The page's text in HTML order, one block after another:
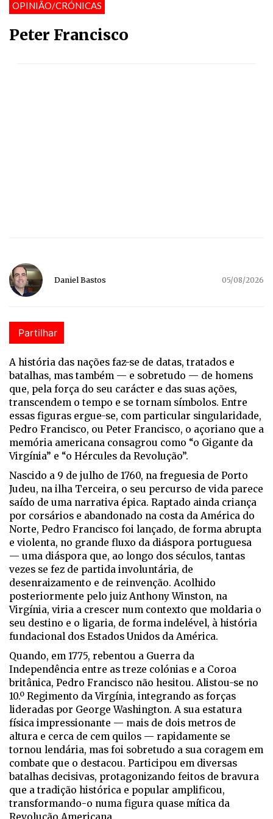
OPINIÃO/CRÓNICAS
Peter Francisco
Daniel Bastos 05/08/2026
Partilhar
A história das nações faz-se de datas, tratados e
batalhas, mas também — e sobretudo — de homens
que, pela força do seu carácter e das suas ações,
transcendem o tempo e se tornam símbolos. Entre
essas figuras ergue-se, com particular singularidade,
Pedro Francisco, ou Peter Francisco, o açoriano que a
memória americana consagrou como “o Gigante da
Virgínia” e “o Hércules da Revolução”.
Nascido a 9 de julho de 1760, na freguesia de Porto
Judeu, na ilha Terceira, o seu percurso de vida parece
saído de uma narrativa épica. Raptado ainda criança
por corsários e abandonado na costa da América do
Norte, Pedro Francisco foi lançado, de forma abrupta
e violenta, no grande fluxo da diáspora portuguesa
— uma diáspora que, ao longo dos séculos, tantas
vezes se fez de partida involuntária, de
desenraizamento e de reinvenção. Acolhido
posteriormente pelo juiz Anthony Winston, na
Virgínia, viria a crescer num contexto que moldaria o
seu destino e o ligaria, de forma indelével, à história
fundacional dos Estados Unidos da América.
Quando, em 1775, rebentou a Guerra da
Independência entre as treze colónias e a Coroa
britânica, Pedro Francisco não hesitou. Alistou-se no
10.º Regimento da Virgínia, integrando as forças
lideradas por George Washington. A sua estatura
física impressionante — mais de dois metros de
altura e cerca de cem quilos — rapidamente se
tornou lendária, mas foi sobretudo a sua coragem em
combate que o destacou. Participou em diversas
batalhas decisivas, protagonizando feitos de bravura
que a tradição histórica e popular amplificou,
transformando-o numa figura quase mítica da